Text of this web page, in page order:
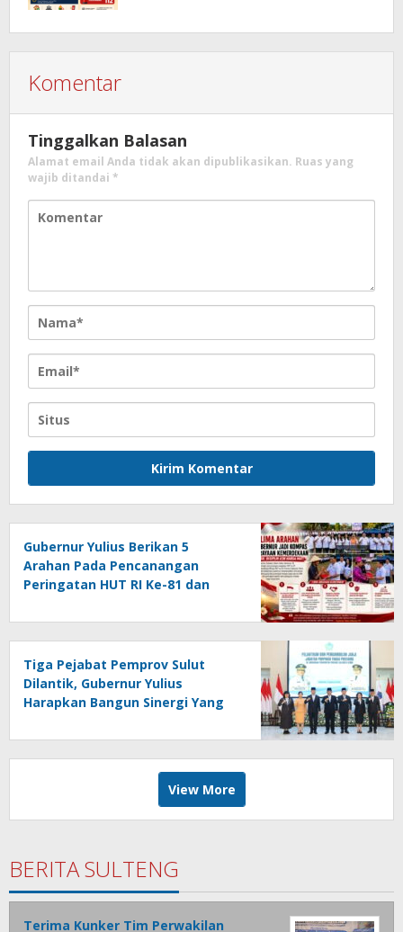
Komentar
Tinggalkan Balasan
Alamat email Anda tidak akan dipublikasikan. Ruas yang
wajib ditandai *
Gubernur Yulius Berikan 5
Arahan Pada Pencanangan
Peringatan HUT RI Ke-81 dan
Tiga Pejabat Pemprov Sulut
Dilantik, Gubernur Yulius
Harapkan Bangun Sinergi Yang
View More
BERITA SULTENG
Terima Kunker Tim Perwakilan